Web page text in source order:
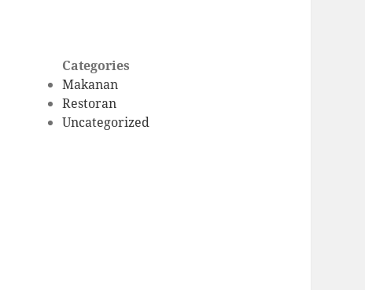
Categories
Makanan
Restoran
Uncategorized